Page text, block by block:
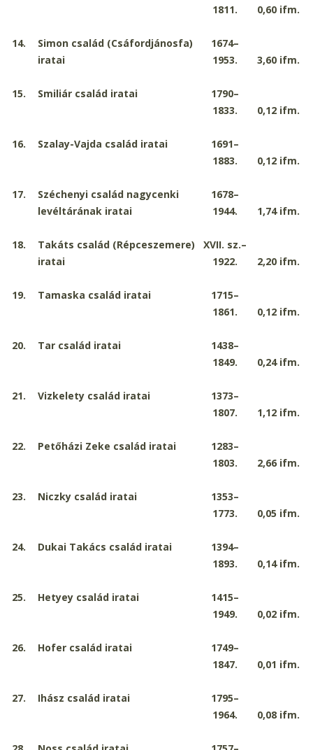
1811.
0,60 ifm.
14.
Simon család (Csáfordjánosfa)
iratai
1674–
1953.
3,60 ifm.
15. Smiliár család iratai
1790–
1833.
0,12 ifm.
16. Szalay-Vajda család iratai
1691–
1883.
0,12 ifm.
17.
Széchenyi család nagycenki
levéltárának iratai
1678–
1944.
1,74 ifm.
18.
Takáts család (Répceszemere)
iratai
XVII. sz.–
1922.
2,20 ifm.
19. Tamaska család iratai
1715–
1861.
0,12 ifm.
20. Tar család iratai
1438–
1849.
0,24 ifm.
21. Vizkelety család iratai
1373–
1807.
1,12 ifm.
22. Petőházi Zeke család iratai
1283–
1803.
2,66 ifm.
23. Niczky család iratai
1353–
1773.
0,05 ifm.
24. Dukai Takács család iratai
1394–
1893.
0,14 ifm.
25. Hetyey család iratai
1415–
1949.
0,02 ifm.
26. Hofer család iratai
1749–
1847.
0,01 ifm.
27. Ihász család iratai
1795–
1964.
0,08 ifm.